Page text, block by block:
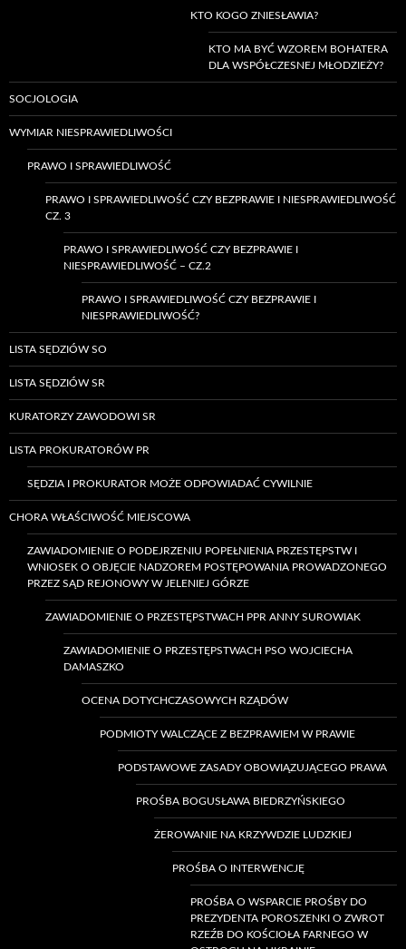
KTO KOGO ZNIESŁAWIA?
KTO MA BYĆ WZOREM BOHATERA
DLA WSPÓŁCZESNEJ MŁODZIEŻY?
SOCJOLOGIA
WYMIAR NIESPRAWIEDLIWOŚCI
PRAWO I SPRAWIEDLIWOŚĆ
PRAWO I SPRAWIEDLIWOŚĆ CZY BEZPRAWIE I NIESPRAWIEDLIWOŚĆ
CZ. 3
PRAWO I SPRAWIEDLIWOŚĆ CZY BEZPRAWIE I
NIESPRAWIEDLIWOŚĆ – CZ.2
PRAWO I SPRAWIEDLIWOŚĆ CZY BEZPRAWIE I
NIESPRAWIEDLIWOŚĆ?
LISTA SĘDZIÓW SO
LISTA SĘDZIÓW SR
KURATORZY ZAWODOWI SR
LISTA PROKURATORÓW PR
SĘDZIA I PROKURATOR MOŻE ODPOWIADAĆ CYWILNIE
CHORA WŁAŚCIWOŚĆ MIEJSCOWA
ZAWIADOMIENIE O PODEJRZENIU POPEŁNIENIA PRZESTĘPSTW I
WNIOSEK O OBJĘCIE NADZOREM POSTĘPOWANIA PROWADZONEGO
PRZEZ SĄD REJONOWY W JELENIEJ GÓRZE
ZAWIADOMIENIE O PRZESTĘPSTWACH PPR ANNY SUROWIAK
ZAWIADOMIENIE O PRZESTĘPSTWACH PSO WOJCIECHA
DAMASZKO
OCENA DOTYCHCZASOWYCH RZĄDÓW
PODMIOTY WALCZĄCE Z BEZPRAWIEM W PRAWIE
PODSTAWOWE ZASADY OBOWIĄZUJĄCEGO PRAWA
PROŚBA BOGUSŁAWA BIEDRZYŃSKIEGO
ŻEROWANIE NA KRZYWDZIE LUDZKIEJ
PROŚBA O INTERWENCJĘ
PROŚBA O WSPARCIE PROŚBY DO
PREZYDENTA POROSZENKI O ZWROT
RZEŹB DO KOŚCIOŁA FARNEGO W